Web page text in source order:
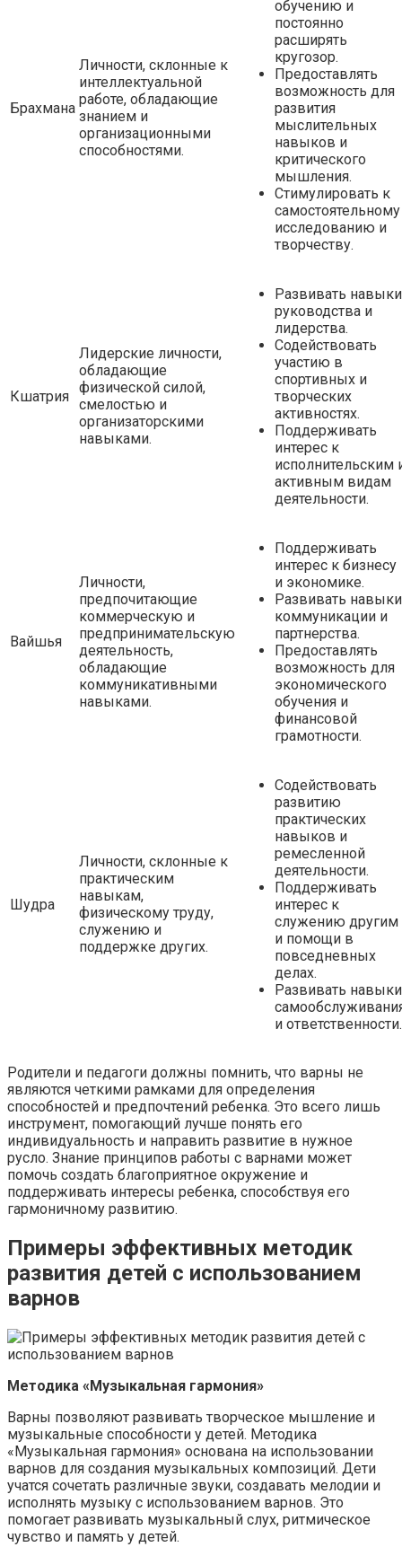
Брахмана
Личности, склонные к
интеллектуальной
работе, обладающие
знанием и
организационными
способностями.
обучению и
постоянно
расширять
кругозор.
Предоставлять
возможность для
развития
мыслительных
навыков и
критического
мышления.
Стимулировать к
самостоятельному
исследованию и
творчеству.
Кшатрия
Лидерские личности,
обладающие
физической силой,
смелостью и
организаторскими
навыками.
Развивать навыки
руководства и
лидерства.
Содействовать
участию в
спортивных и
творческих
активностях.
Поддерживать
интерес к
исполнительским
активным видам
деятельности.
Вайшья
Личности,
предпочитающие
коммерческую и
предпринимательскую
деятельность,
обладающие
коммуникативными
навыками.
Поддерживать
интерес к бизнесу
и экономике.
Развивать навыки
коммуникации и
партнерства.
Предоставлять
возможность для
экономического
обучения и
финансовой
грамотности.
Шудра
Личности, склонные к
практическим
навыкам,
физическому труду,
служению и
поддержке других.
Содействовать
развитию
практических
навыков и
ремесленной
деятельности.
Поддерживать
интерес к
служению другим
и помощи в
повседневных
делах.
Развивать навыки
и ответственности.
Родители и педагоги должны помнить, что варны не
являются четкими рамками для определения
способностей и предпочтений ребенка. Это всего лишь
инструмент, помогающий лучше понять его
индивидуальность и направить развитие в нужное
русло. Знание принципов работы с варнами может
помочь создать благоприятное окружение и
поддерживать интересы ребенка, способствуя его
гармоничному развитию.
Примеры эффективных методик
развития детей с использованием
варнов
Методика «Музыкальная гармония»
Варны позволяют развивать творческое мышление и
музыкальные способности у детей. Методика
«Музыкальная гармония» основана на использовании
варнов для создания музыкальных композиций. Дети
учатся сочетать различные звуки, создавать мелодии и
исполнять музыку с использованием варнов. Это
помогает развивать музыкальный слух, ритмическое
чувство и память у детей.